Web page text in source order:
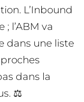
L’Inbound
l’ABM va
dans une liste
dans la
⚖️